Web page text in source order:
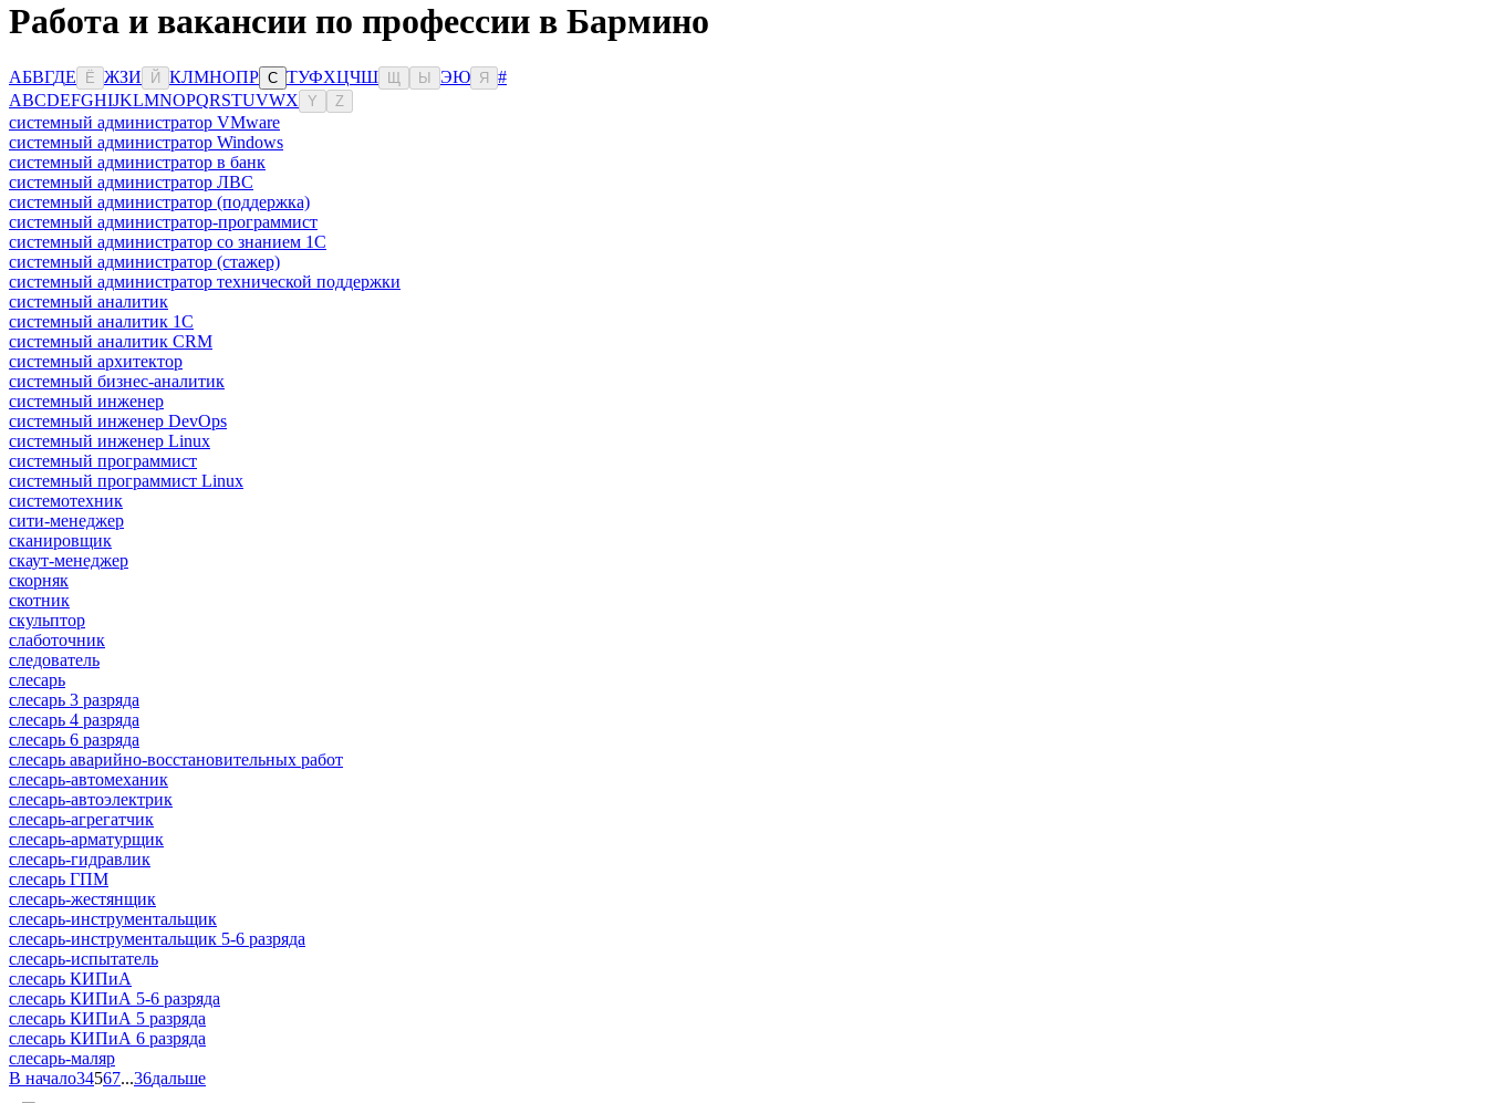
Работа и вакансии по профессии в Бармино
АБВГДЕ Ё ЖЗИ Й КЛМНОПР С ТУФХЦЧШ Ы ЭЮ Я
#
ABCDEFGHIJKLMNOPQRSTUVWX Y Z
системный администратор VMware
системный администратор Windows
системный администратор в банк
системный администратор ЛВС
системный администратор (поддержка)
системный администратор-программист
системный администратор со знанием 1С
системный администратор (стажер)
системный администратор технической поддержки
системный аналитик
системный аналитик 1С
системный аналитик CRM
системный архитектор
системный бизнес-аналитик
системный инженер
системный инженер DevOps
системный инженер Linux
системный программист
системный программист Linux
системотехник
сити-менеджер
сканировщик
скаут-менеджер
скорняк
скотник
скульптор
слаботочник
следователь
слесарь
слесарь 3 разряда
слесарь 4 разряда
слесарь 6 разряда
слесарь аварийно-восстановительных работ
слесарь-автомеханик
слесарь-автоэлектрик
слесарь-агрегатчик
слесарь-арматурщик
слесарь-гидравлик
слесарь ГПМ
слесарь-жестянщик
слесарь-инструментальщик
слесарь-инструментальщик 5-6 разряда
слесарь-испытатель
слесарь КИПиА
слесарь КИПиА 5-6 разряда
слесарь КИПиА 5 разряда
слесарь КИПиА 6 разряда
слесарь-маляр
В начало34567...36дальше